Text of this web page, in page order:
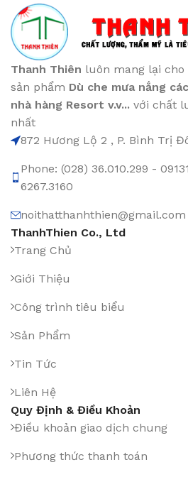
Thanh Thiên luôn mang lại
sản phẩm Dù che mưa nắng
nhà hàng Resort v.v... với chất
nhất
872 Hương Lộ 2 , P. Bình Trị
Phone: (028) 36.010.299 -
6267.3160
noithatthanhthien@gmail.com
ThanhThien Co., Ltd
Trang Chủ
Giới Thiệu
Công trình tiêu biểu
Sản Phẩm
Tin Tức
Liên Hệ
Quy Định & Điều Khoản
Điều khoản giao dịch chung
Phương thức thanh toán